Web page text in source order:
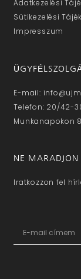
Adatkezelési
Sütikezelési
Impresszum
E-mail:
Telefon: 20/42-
Munkanapokon
NE MARADJON
Iratkozzon fel